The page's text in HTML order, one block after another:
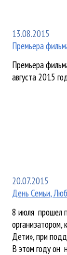
13.08.2015
Премьера
Премьера
августа 2015
20.07.2015
День Семьи,
8 июля прошел
Дети», при
В этом году он